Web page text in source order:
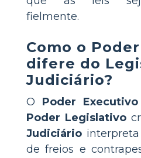
fielmente.
Como o
difere do
Judiciário?
O Poder Executivo
Poder Legislativo
Judiciário
de freios e